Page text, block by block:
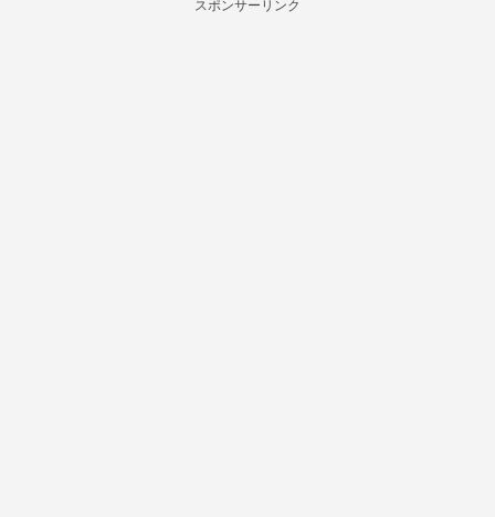
スポンサーリンク